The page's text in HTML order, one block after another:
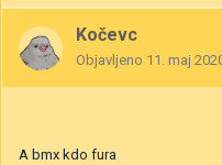
Kočevc
Objavljeno 11. maj
A bmx kdo fura